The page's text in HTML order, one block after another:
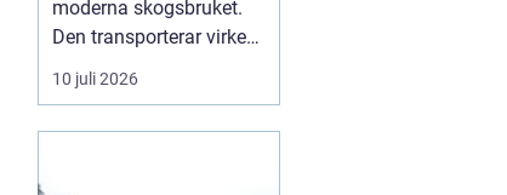
moderna skogsbruket.
Den transporterar virke
från avverkningsplatsen
till bilväg eller
10 juli 2026